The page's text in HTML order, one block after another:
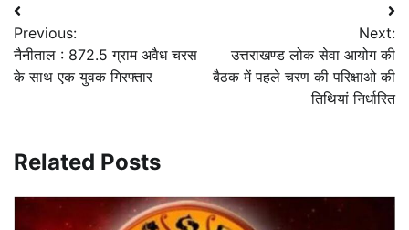
Post
navigation
Previous:
नैनीताल : 872.5 ग्राम अवैध चरस
के साथ एक युवक गिरफ्तार
Next:
उत्तराखण्ड लोक सेवा आयोग की
बैठक में पहले चरण की परिक्षाओ की
तिथियां निर्धारित
Related Posts